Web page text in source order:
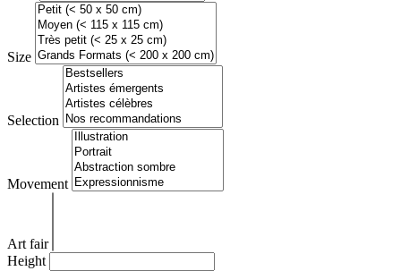
Size
Selection
Movement
Art fair
Height